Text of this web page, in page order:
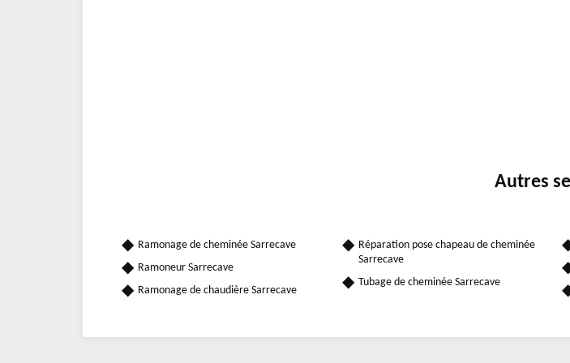
Autres
Ramonage de cheminée Sarrecave
Ramoneur Sarrecave
Ramonage de chaudière Sarrecave
Réparation pose chapeau de cheminée
Sarrecave
Tubage de cheminée Sarrecave